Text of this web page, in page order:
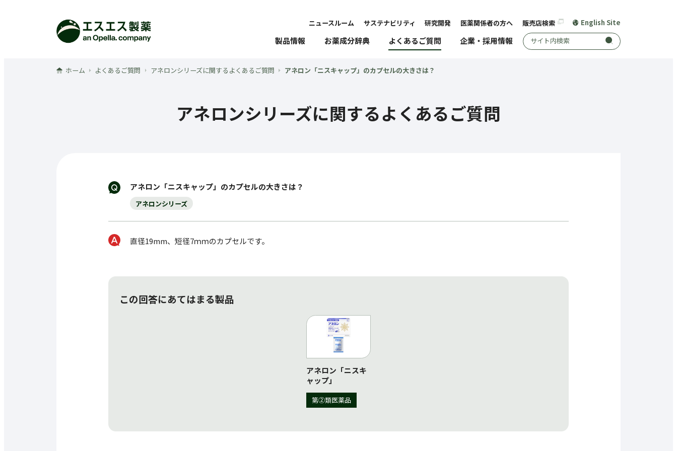
製品情報 お薬成分辞典 よくあるご質問 企業・採用情報 サイト内検索
ニュースルーム サステナビリティ 研究開発 医薬関係者の方へ 販売店検索 English Site
ホーム よくあるご質問 アネロンシリーズに関するよくあるご質問 アネロン「ニスキャップ」のカプセルの大きさは？
アネロンシリーズに関するよくあるご質問
アネロン「ニスキャップ」のカプセルの大きさは？
アネロンシリーズ
直径19mm、短径7ｍｍのカプセルです。
この回答にあてはまる製品
アネロン「ニスキ
ャップ」
第②類医薬品